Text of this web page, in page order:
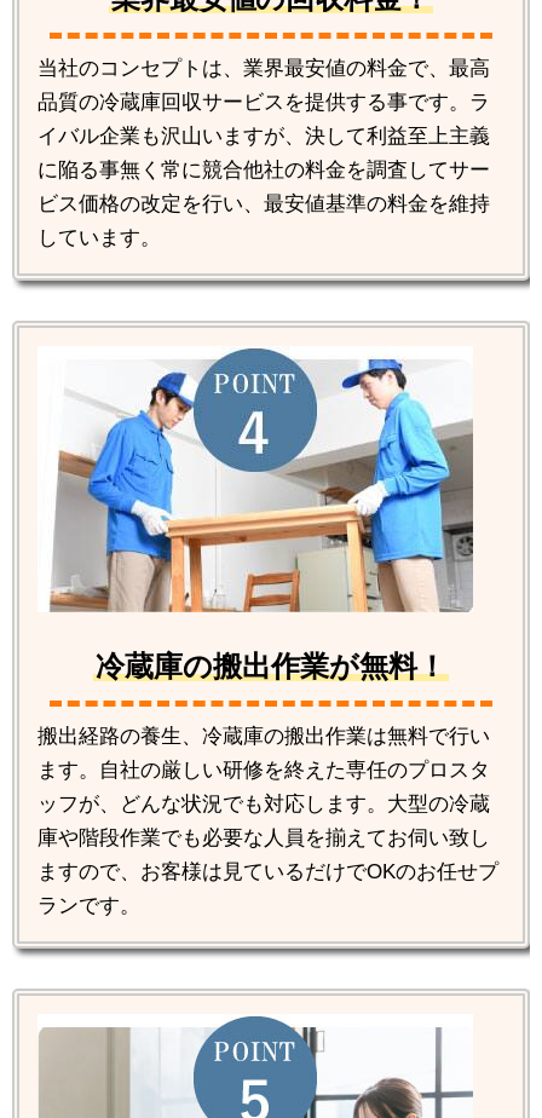
当社のコンセプトは、業界最安値の料金で、最高
品質の冷蔵庫回収サービスを提供する事です。ラ
イバル企業も沢山いますが、決して利益至上主義
に陥る事無く常に競合他社の料金を調査してサー
ビス価格の改定を行い、最安値基準の料金を維持
しています。
冷蔵庫の搬出作業が無料！
搬出経路の養生、冷蔵庫の搬出作業は無料で行い
ます。自社の厳しい研修を終えた専任のプロスタ
ッフが、どんな状況でも対応します。大型の冷蔵
庫や階段作業でも必要な人員を揃えてお伺い致し
ますので、お客様は見ているだけでOKのお任せプ
ランです。